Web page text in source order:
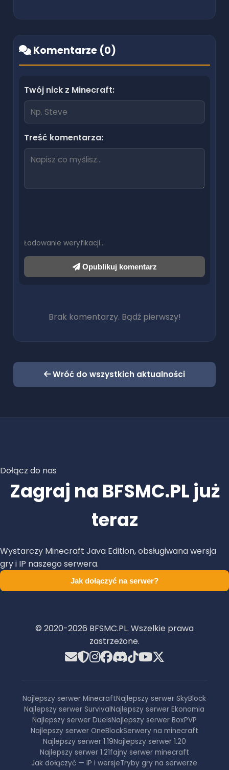
Komentarze (0)
Twój nick z Minecraft:
Treść komentarza:
Ładowanie weryfikacji…
Opublikuj komentarz
Brak komentarzy. Bądź pierwszy!
Wróć do wszystkich aktualności
Dołącz do nas
Zagraj na BFSMC.PL już
teraz
Wystarczy Minecraft Java Edition, obsługiwana wersja
gry i IP naszego serwera.
Jak dołączyć na serwer?
© 2020-2026 BFSMC.PL. Wszelkie prawa
zastrzeżone.
Najlepszy serwer MinecraftNajlepszy serwer SkyBlock
Najlepszy serwer SurvivalNajlepszy serwer Ekonomia
Najlepszy serwer DuelsNajlepszy serwer BoxPVP
Najlepszy serwer OneBlockSerwery na minecraft
Najlepszy serwer 1.19Najlepszy serwer 1.20
Najlepszy serwer 1.21fajny serwer minecraft
Jak dołączyć — IP i wersjeTryby gry na serwerze